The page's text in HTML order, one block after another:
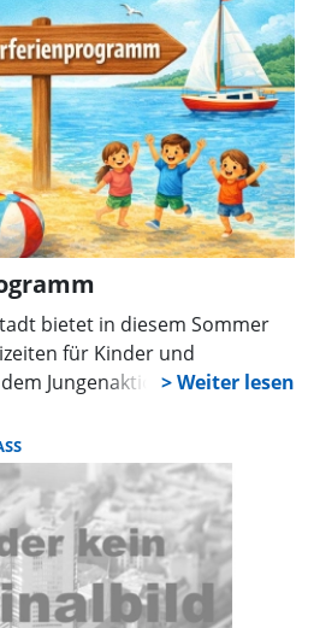
bietet in diesem Sommer
für Kinder und
Jungenaktionscamp und
die städtischen Portale